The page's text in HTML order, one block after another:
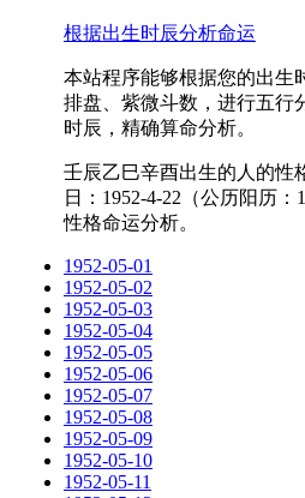
根据出生时辰分析命运
本站程序能够根据您的出生
排盘、紫微斗数，进行五行
时辰，精确算命分析。
壬辰乙巳辛酉出生的人的性
日：1952-4-22（公历阳历：
性格命运分析。
1952-05-01
1952-05-02
1952-05-03
1952-05-04
1952-05-05
1952-05-06
1952-05-07
1952-05-08
1952-05-09
1952-05-10
1952-05-11